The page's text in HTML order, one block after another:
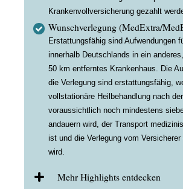
Krankenvollversicherung gezahlt
Wunschverlegung (MedExtra/
Erstattungsfähig sind Aufwendungen
innerhalb Deutschlands in ein
50 km entferntes Krankenhaus. Die
die Verlegung sind erstattungsfähig,
vollstationäre Heilbehandlung nach
voraussichtlich noch mindestens
andauern wird, der Transport
ist und die Verlegung vom Versicherer
wird.
Mehr Highlights entdecken